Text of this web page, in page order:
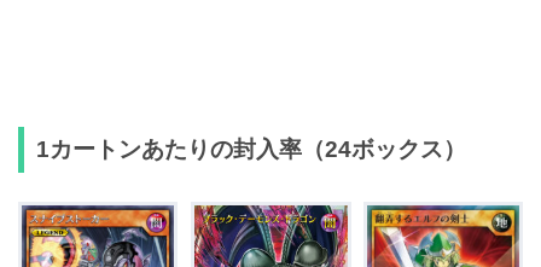
1カートンあたりの封入率（24ボックス）